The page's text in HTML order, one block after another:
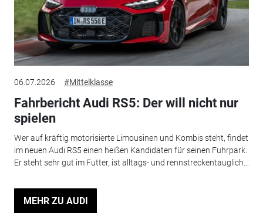
06.07.2026 #Mittelklasse
Fahrbericht Audi RS5: Der will nicht nur
spielen
Wer auf kräftig motorisierte Limousinen und Kombis steht, findet
im neuen Audi RS5 einen heißen Kandidaten für seinen Fuhrpark.
Er steht sehr gut im Futter, ist alltags- und rennstreckentauglich...
MEHR ZU AUDI